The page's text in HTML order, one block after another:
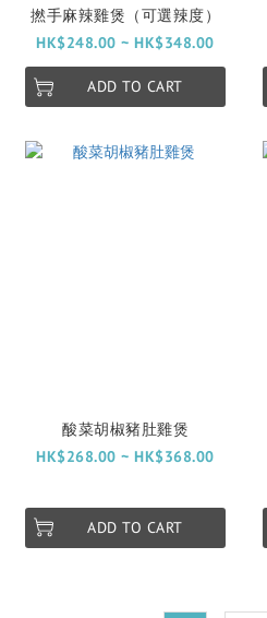
撚手麻辣雞煲（可選辣度）
HK$248.00 ~ HK$348.00
ADD TO CART
酸菜胡椒豬肚雞煲
HK$268.00 ~ HK$368.00
ADD TO CART